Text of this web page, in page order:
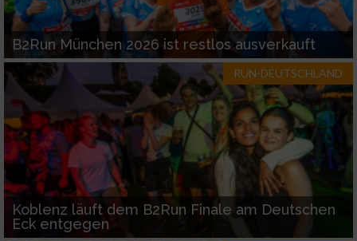
B2Run München 2026 ist restlos ausverkauft
RUN-DEUTSCHLAND
Koblenz läuft dem B2Run Finale am Deutschen
Eck entgegen